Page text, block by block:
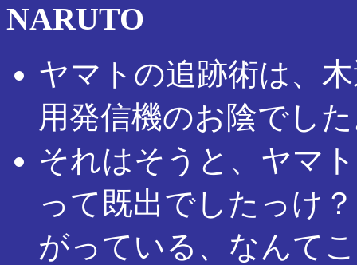
NARUTO
ヤマトの追跡術は、
用発信機のお陰でし
それはそうと、ヤマ
って既出でしたっけ
がっている、なんて